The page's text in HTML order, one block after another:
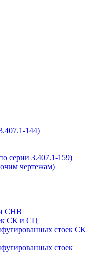
144)
серии 3.407.1-159)
чертежам)
и СНВ
СК и СЦ
стоек СК
стоек